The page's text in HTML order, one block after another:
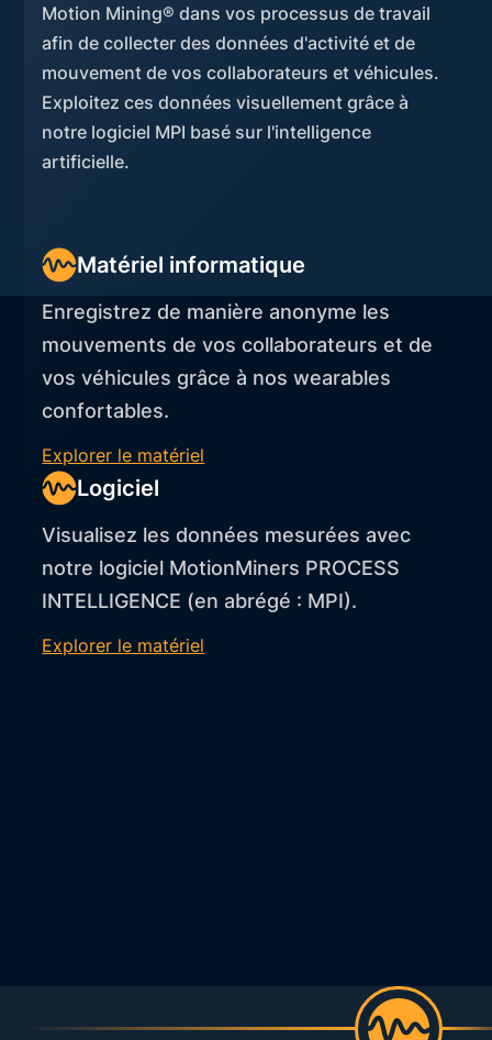
Motion Mining® dans vos processus de travail
afin de collecter des données d'activité et de
mouvement de vos collaborateurs et véhicules.
Exploitez ces données visuellement grâce à
notre logiciel MPI basé sur l'intelligence
artificielle.
Matériel informatique
Enregistrez de manière anonyme les
mouvements de vos collaborateurs et de
vos véhicules grâce à nos wearables
confortables.
Explorer le matériel
Logiciel
Visualisez les données mesurées avec
notre logiciel MotionMiners PROCESS
INTELLIGENCE (en abrégé : MPI).
Explorer le matériel